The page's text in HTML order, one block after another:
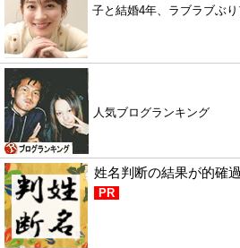
子と結婚4年、ラブラブぶ
人気ブログランキング
姓名判断の結果が的確
PR